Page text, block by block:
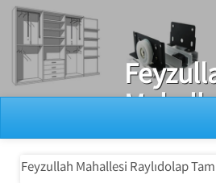
Ray Dolap Tamiri
Tamir
Feyzullah Mahallesi Raylıdolap